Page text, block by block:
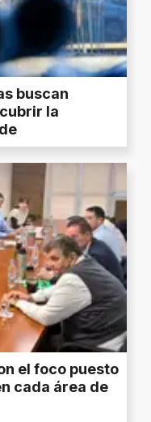
buscan
la
el foco puesto
cada área de